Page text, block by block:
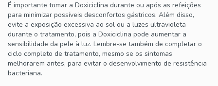
É importante tomar a Doxiciclina durante ou após as refeições
para minimizar possíveis desconfortos gástricos. Além disso,
evite a exposição excessiva ao sol ou a luzes ultravioleta
durante o tratamento, pois a Doxiciclina pode aumentar a
sensibilidade da pele à luz. Lembre-se também de completar o
ciclo completo de tratamento, mesmo se os sintomas
melhorarem antes, para evitar o desenvolvimento de resistência
bacteriana.